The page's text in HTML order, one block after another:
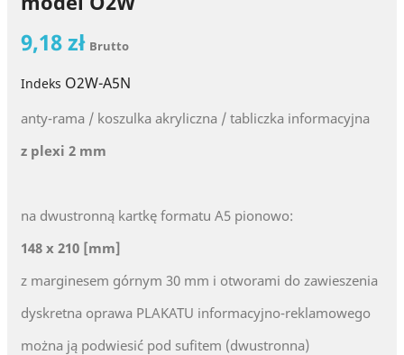
9,18 zł Brutto
Indeks O2W-A5N
anty-rama / koszulka akryliczna / tabliczka informacyjna
z plexi 2 mm
na dwustronną kartkę formatu A5 pionowo:
148 x 210 [mm]
z marginesem górnym 30 mm i otworami do zawieszenia
dyskretna oprawa PLAKATU informacyjno-reklamowego
można ją podwiesić pod sufitem (dwustronna)